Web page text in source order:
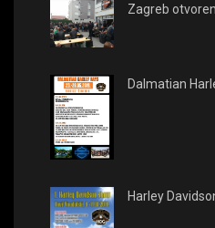
Zagreb
Dalmatian
Harley